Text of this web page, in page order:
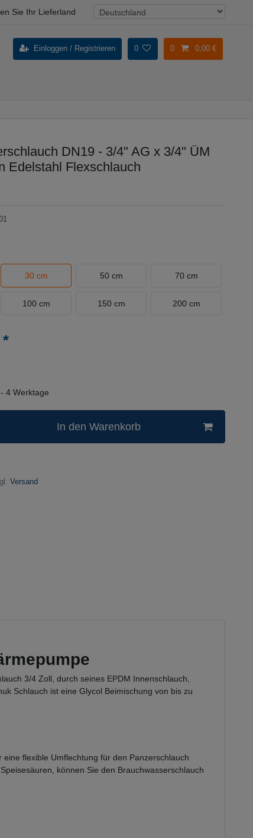
Sie Ihr Lieferland
Einloggen / Registrieren 0 0 0,00 €
DN19 - 3/4" AG x 3/4" ÜM
Edelstahl Flexschlauch
30 cm 50 cm 70 cm
100 cm 150 cm 200 cm
*
4 Werktage
In den Warenkorb
Versand
3/4 Zoll, durch seines EPDM Innenschlauch,
Schlauch ist eine Glycol Beimischung von bis zu
flexible Umflechtung für den Panzerschlauch
können Sie den Brauchwasserschlauch